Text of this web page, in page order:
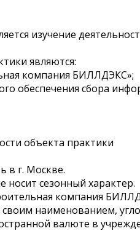
изучение
являются:
компания БИЛЛДЭКС»;
обеспечения сбора
объекта практики
в г. Москве.
носит сезонный характер.
компания
своим наименованием,
валюте в